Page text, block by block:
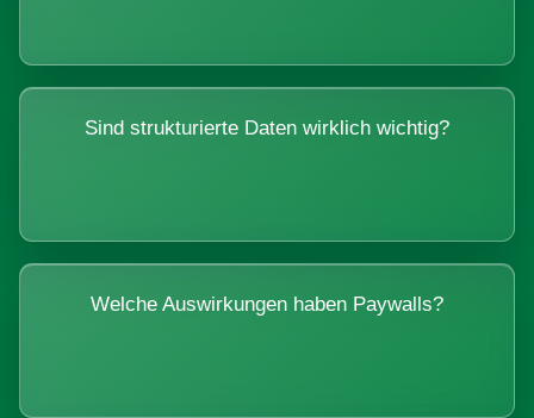
Sind strukturierte Daten wirklich wichtig?
Welche Auswirkungen haben Paywalls?